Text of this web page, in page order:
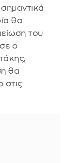
θα
του
ο
θα
στις